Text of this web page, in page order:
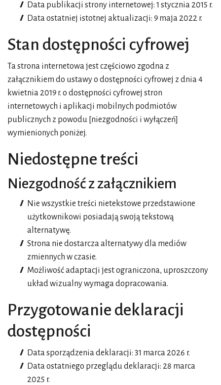
Data publikacji strony internetowej: 1 stycznia 2015 r.
Data ostatniej istotnej aktualizacji: 9 maja 2022 r.
Stan dostępności cyfrowej
Ta strona internetowa jest częściowo zgodna z
załącznikiem do ustawy o dostępności cyfrowej z dnia 4
kwietnia 2019 r. o dostępności cyfrowej stron
internetowych i aplikacji mobilnych podmiotów
publicznych z powodu [niezgodności i wyłączeń]
wymienionych poniżej.
Niedostępne treści
Niezgodność z załącznikiem
Nie wszystkie treści nietekstowe przedstawione
użytkownikowi posiadają swoją tekstową
alternatywę.
Strona nie dostarcza alternatywy dla mediów
zmiennych w czasie.
Możliwość adaptacji jest ograniczona, uproszczony
układ wizualny wymaga dopracowania.
Przygotowanie deklaracji
dostępności
Data sporządzenia deklaracji: 31 marca 2026 r.
Data ostatniego przeglądu deklaracji: 28 marca
2025 r.